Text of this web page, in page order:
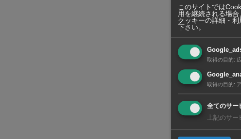
しかし、話は覆っ
判明。
そして行き詰まっ
彼女は今年２月に
このサイトでは
用を継続される場
クッキーの詳細・
下さい。
取得の目的:
取得の目的:
全てのサー
上記のサ